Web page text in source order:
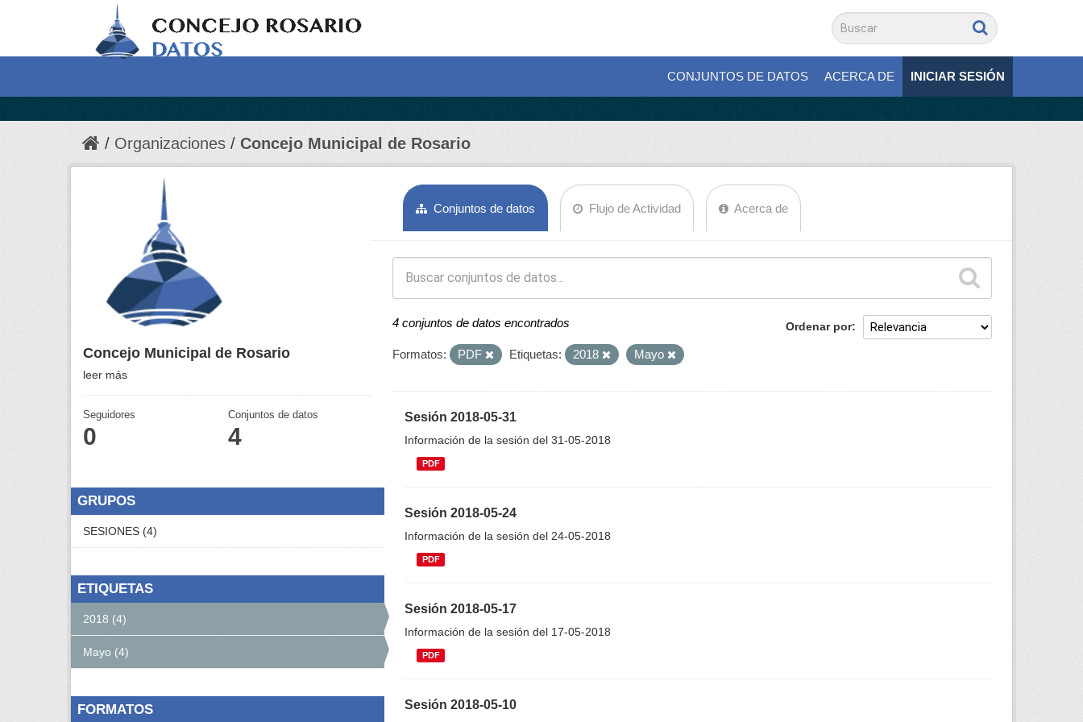
CONJUNTOS DE DATOS ACERCA DE INICIAR SESIÓN
Organizaciones Concejo Municipal de Rosario
Conjuntos de datos Flujo de Actividad Acerca de
Ordenar por
4 conjuntos de datos encontrados
Formatos: PDF Etiquetas: 2018 Mayo
Sesión 2018-05-31
Información de la sesión del 31-05-2018
PDF
Sesión 2018-05-24
Información de la sesión del 24-05-2018
PDF
Sesión 2018-05-17
Información de la sesión del 17-05-2018
PDF
Sesión 2018-05-10
Concejo Municipal de Rosario
leer más
Seguidores
0
Conjuntos de datos
4
GRUPOS
SESIONES (4)
ETIQUETAS
2018 (4)
Mayo (4)
FORMATOS